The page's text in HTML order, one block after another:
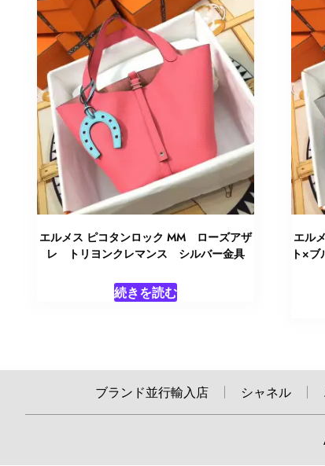
エルメス ピコタンロック MM ローズアザ
レ トリヨンクレマンス シルバー金具
続きを読む
エル
ト×
ブランド並行輸入店 シャネル